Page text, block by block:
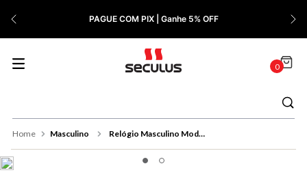
PAGUE COM PIX | Ganhe 5% OFF
0
Masculino Relógio Masculino Moderno Anadigi Preto
9º